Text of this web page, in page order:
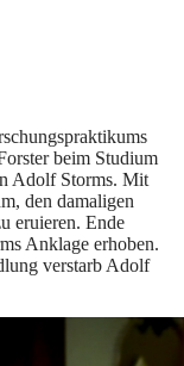
beim Studium
Adolf Storms. Mit
den damaligen
eruieren. Ende
Anklage erhoben.
verstarb Adolf